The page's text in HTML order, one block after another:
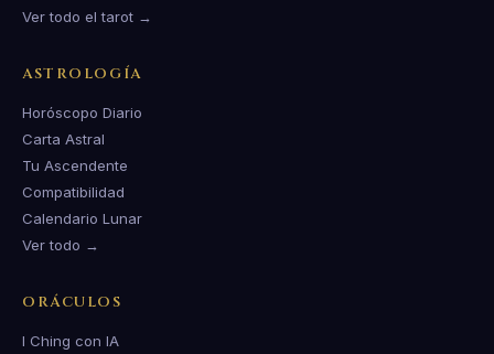
Ver todo el tarot →
ASTROLOGÍA
Horóscopo Diario
Carta Astral
Tu Ascendente
Compatibilidad
Calendario Lunar
Ver todo →
ORÁCULOS
I Ching con IA